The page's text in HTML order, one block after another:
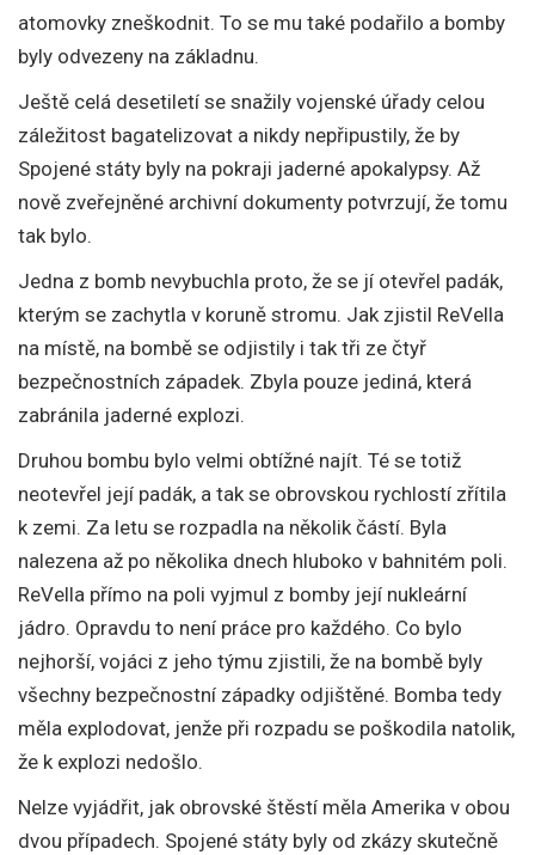
atomovky zneškodnit. To se mu také podařilo a bomby
byly odvezeny na základnu.
Ještě celá desetiletí se snažily vojenské úřady celou
záležitost bagatelizovat a nikdy nepřipustily, že by
Spojené státy byly na pokraji jaderné apokalypsy. Až
nově zveřejněné archivní dokumenty potvrzují, že tomu
tak bylo.
Jedna z bomb nevybuchla proto, že se jí otevřel padák,
kterým se zachytla v koruně stromu. Jak zjistil ReVella
na místě, na bombě se odjistily i tak tři ze čtyř
bezpečnostních západek. Zbyla pouze jediná, která
zabránila jaderné explozi.
Druhou bombu bylo velmi obtížné najít. Té se totiž
neotevřel její padák, a tak se obrovskou rychlostí zřítila
k zemi. Za letu se rozpadla na několik částí. Byla
nalezena až po několika dnech hluboko v bahnitém poli.
ReVella přímo na poli vyjmul z bomby její nukleární
jádro. Opravdu to není práce pro každého. Co bylo
nejhorší, vojáci z jeho týmu zjistili, že na bombě byly
všechny bezpečnostní západky odjištěné. Bomba tedy
měla explodovat, jenže při rozpadu se poškodila natolik,
že k explozi nedošlo.
Nelze vyjádřit, jak obrovské štěstí měla Amerika v obou
dvou případech. Spojené státy byly od zkázy skutečně